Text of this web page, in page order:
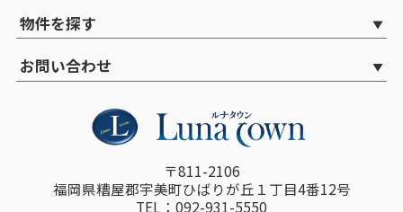
物件を探す
お問い合わせ
〒811-2106
福岡県糟屋郡宇美町ひばりが丘１丁目4番12号
TEL：092-931-5550